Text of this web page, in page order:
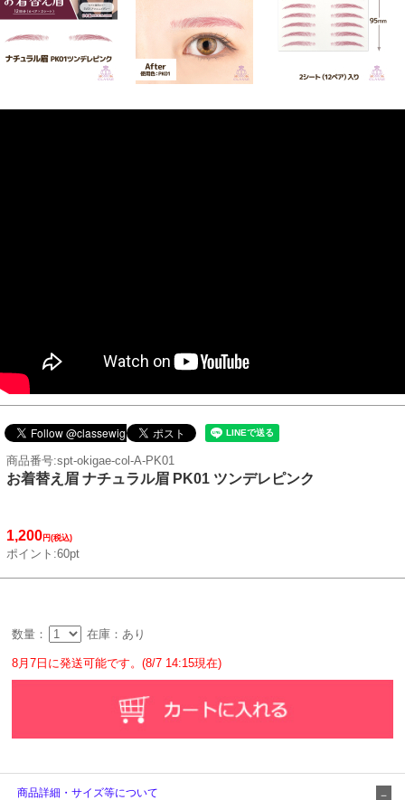
商品番号:spt-okigae-col-A-PK01
お着替え眉 ナチュラル眉 PK01 ツンデレピンク
1,200円(税込)
ポイント:60pt
数量： 在庫：あり
8月7日に発送可能です。(8/7 14:15現在)
商品詳細・サイズ等について